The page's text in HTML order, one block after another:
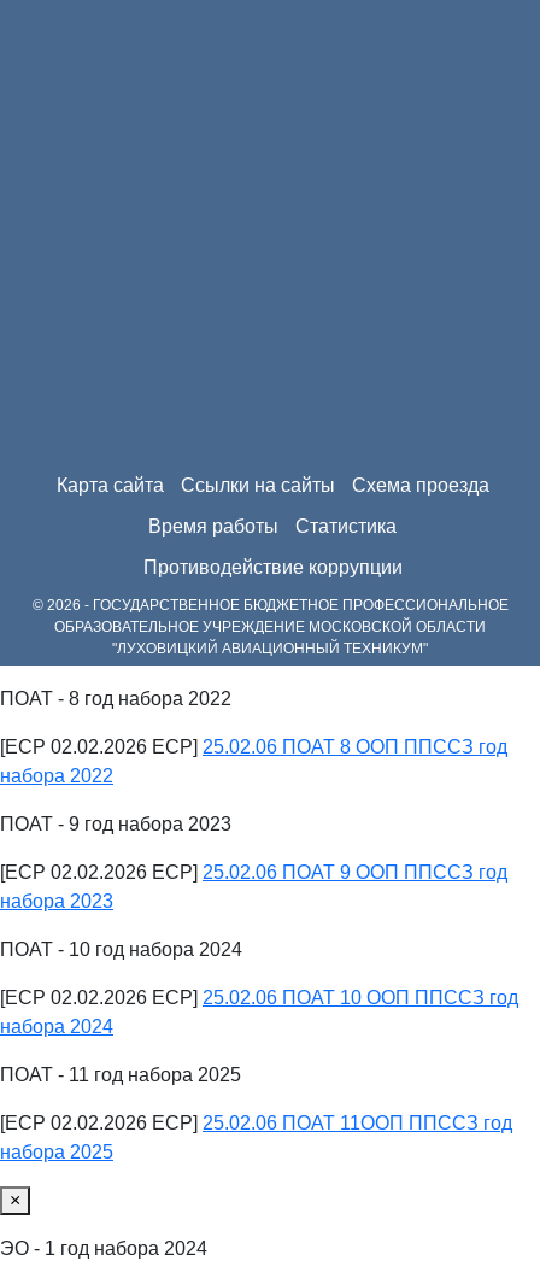
Карта сайта Ссылки на сайты
Схема проезда
Время работы
Статистика
Противодействие коррупции
© 2026 - ГОСУДАРСТВЕННОЕ БЮДЖЕТНОЕ ПРОФЕССИОНАЛЬНОЕ
ОБРАЗОВАТЕЛЬНОЕ УЧРЕЖДЕНИЕ МОСКОВСКОЙ ОБЛАСТИ
"ЛУХОВИЦКИЙ АВИАЦИОННЫЙ ТЕХНИКУМ"
ПОАТ - 8 год набора 2022
[ECP 02.02.2026 ECP] 25.02.06 ПОАТ 8 ООП ППССЗ год
набора 2022
ПОАТ - 9 год набора 2023
[ECP 02.02.2026 ECP] 25.02.06 ПОАТ 9 ООП ППССЗ год
набора 2023
ПОАТ - 10 год набора 2024
[ECP 02.02.2026 ECP] 25.02.06 ПОАТ 10 ООП ППССЗ год
набора 2024
ПОАТ - 11 год набора 2025
[ECP 02.02.2026 ECP] 25.02.06 ПОАТ 11ООП ППССЗ год
набора 2025
×
ЭО - 1 год набора 2024